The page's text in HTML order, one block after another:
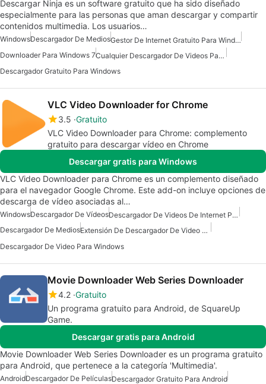
Descargar Ninja es un software gratuito que ha sido diseñado
especialmente para las personas que aman descargar y compartir
contenidos multimedia. Los usuarios…
WindowsDescargador De Medios
Gestor De Internet Gratuito Para Windows
Downloader Para Windows 7
Cualquier Descargador De Videos Para Windows
Descargador Gratuito Para Windows
VLC Video Downloader for Chrome
3.5 Gratuito
VLC Video Downloader para Chrome: complemento
gratuito para descargar vídeo en Chrome
Descargar gratis para Windows
VLC Video Downloader para Chrome es un complemento diseñado
para el navegador Google Chrome. Este add-on incluye opciones de
descarga de vídeo asociadas al…
WindowsDescargador De Vídeos
Descargador De Videos De Internet Para Windows
Descargador De Medios
Extensión De Descargador De Video Gratuito Para Windows
Descargador De Video Para Windows
Movie Downloader Web Series Downloader
4.2 Gratuito
Un programa gratuito para Android, de SquareUp
Game.
Descargar gratis para Android
Movie Downloader Web Series Downloader es un programa gratuito
para Android, que pertenece a la categoría 'Multimedia'.
AndroidDescargador De PelículasDescargador Gratuito Para Android